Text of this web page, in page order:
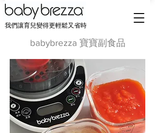
我們讓育兒變得更輕鬆又省時
babybrezza 寶寶副食品